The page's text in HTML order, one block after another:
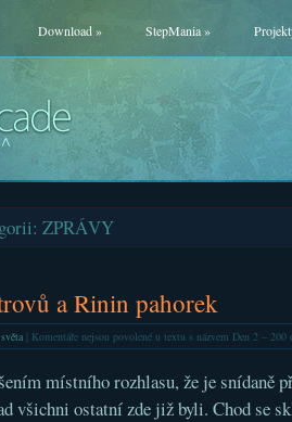
Download» StepMania»
ZPRÁVY
a Rinin pahorek
| Komentáře nejsou povolenéu textu s názvem Den 2 – 200
místního rozhlasu, že je snídaně
všichni ostatní zde již byli. Chod se